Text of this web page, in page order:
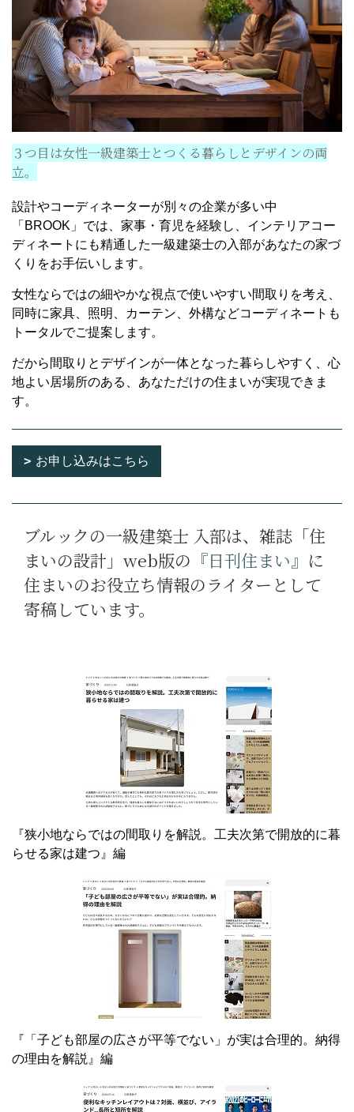
３つ目は女性一級建築士とつくる暮らしとデザインの両
立。
設計やコーディネーターが別々の企業が多い中
「BROOK」では、家事・育児を経験し、インテリアコー
ディネートにも精通した一級建築士の入部があなたの家づ
くりをお手伝いします。
女性ならではの細やかな視点で使いやすい間取りを考え、
同時に家具、照明、カーテン、外構などコーディネートも
トータルでご提案します。
だから間取りとデザインが一体となった暮らしやすく、心
地よい居場所のある、あなただけの住まいが実現できま
す。
お申し込みはこちら
ブルックの一級建築士 入部は、雑誌「住
まいの設計」web版の 『日刊住まい』 に
住まいのお役立ち情報のライターとして
寄稿しています。
『狭小地ならではの間取りを解説。工夫次第で開放的に暮
らせる家は建つ』編
『「子ども部屋の広さが平等でない」が実は合理的。納得
の理由を解説』編